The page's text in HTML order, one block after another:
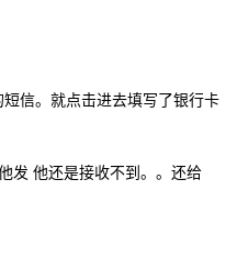
信。就点击进去填写了银行卡
发 他还是接收不到。。还给